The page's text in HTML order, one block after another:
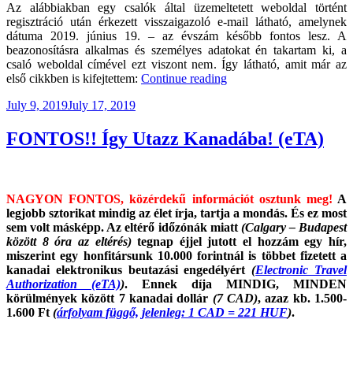
Az alábbiakban egy csalók által üzemeltetett weboldal történt
regisztráció után érkezett visszaigazoló e-mail látható, amelynek
dátuma 2019. június 19. – az évszám később fontos lesz. A
beazonosításra alkalmas és személyes adatokat én takartam ki, a
csaló weboldal címével ezt viszont nem. Így látható, amit már az
első cikkben is kifejtettem: Continue reading“Így
#2”
Posted
July 9, 2019July 17, 2019
FONTOS!! Így Utazz Kanadába! (eTA)
NAGYON FONTOS, közérdekű információt osztunk meg! A
legjobb sztorikat mindig az élet írja, tartja a mondás. És ez most
sem volt másképp. Az eltérő időzónák miatt (Calgary – Budapest
között 8 óra az eltérés)tegnap éjjel jutott el hozzám egy hír,
miszerint egy honfitársunk 10.000 forintnál is többet fizetett a
kanadai elektronikus beutazási engedélyért(Electronic Travel
Authorization (eTA)). Ennek díja MINDIG, MINDEN
körülmények között 7 kanadai dollár (7 CAD), azaz kb. 1.500-
1.600 Ft (árfolyam függő, jelenleg: 1 CAD = 221 HUF).